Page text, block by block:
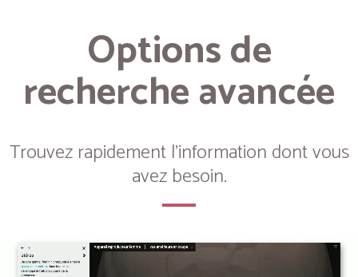
Options de
recherche avancée
Trouvez rapidement l'information dont vous
avez besoin.